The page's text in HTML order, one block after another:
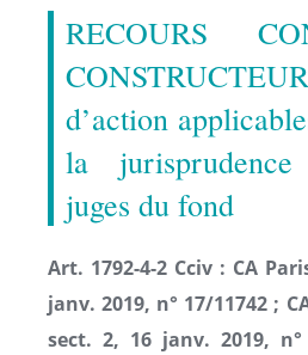
RECOURS
d’action
la
juges du fond
Art. 1792-4-2 Cciv : CA
janv. 2019, n° 17/11742 ;
sect. 2, 16 janv. 2019, n°